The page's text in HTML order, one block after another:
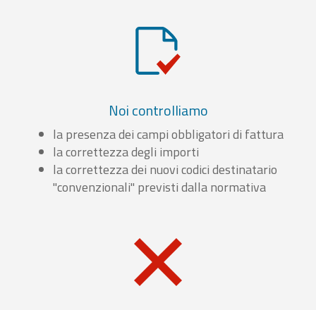
Noi controlliamo
la presenza dei campi obbligatori di fattura
la correttezza degli importi
la correttezza dei nuovi codici destinatario
"convenzionali" previsti dalla normativa